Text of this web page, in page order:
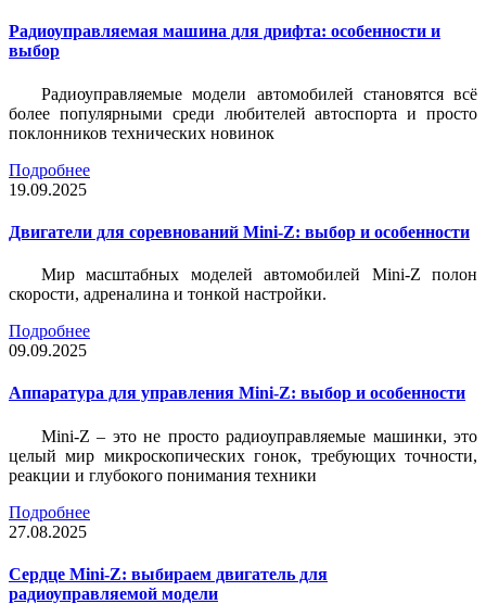
Радиоуправляемая машина для дрифта: особенности и
выбор
Радиоуправляемые модели автомобилей становятся всё
более популярными среди любителей автоспорта и просто
поклонников технических новинок
Подробнее
19.09.2025
Двигатели для соревнований Mini-Z: выбор и особенности
Мир масштабных моделей автомобилей Mini-Z полон
скорости, адреналина и тонкой настройки.
Подробнее
09.09.2025
Аппаратура для управления Mini-Z: выбор и особенности
Mini-Z – это не просто радиоуправляемые машинки, это
целый мир микроскопических гонок, требующих точности,
реакции и глубокого понимания техники
Подробнее
27.08.2025
Сердце Mini-Z: выбираем двигатель для
радиоуправляемой модели